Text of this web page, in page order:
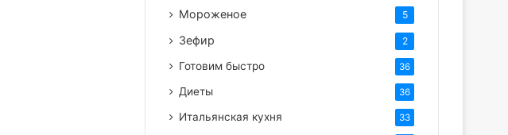
Мороженое 5
Зефир 2
Готовим быстро 36
Диеты 36
Итальянская кухня 33